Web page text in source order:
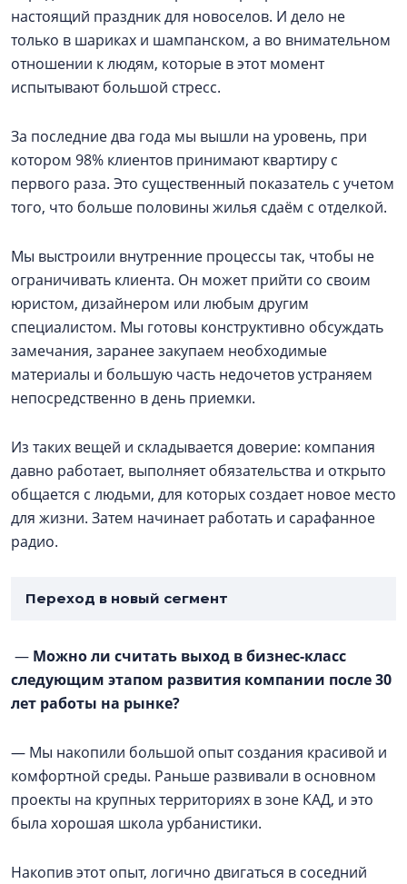
настоящий праздник для новоселов. И дело не
только в шариках и шампанском, а во внимательном
отношении к людям, которые в этот момент
испытывают большой стресс.
За последние два года мы вышли на уровень, при
котором 98% клиентов принимают квартиру с
первого раза. Это существенный показатель с учетом
того, что больше половины жилья сдаём с отделкой.
Мы выстроили внутренние процессы так, чтобы не
ограничивать клиента. Он может прийти со своим
юристом, дизайнером или любым другим
специалистом. Мы готовы конструктивно обсуждать
замечания, заранее закупаем необходимые
материалы и большую часть недочетов устраняем
непосредственно в день приемки.
Из таких вещей и складывается доверие: компания
давно работает, выполняет обязательства и открыто
общается с людьми, для которых создает новое место
для жизни. Затем начинает работать и сарафанное
радио.
Переход в новый сегмент
— Можно ли считать выход в бизнес-класс
следующим этапом развития компании после 30
лет работы на рынке?
— Мы накопили большой опыт создания красивой и
комфортной среды. Раньше развивали в основном
проекты на крупных территориях в зоне КАД, и это
была хорошая школа урбанистики.
Накопив этот опыт, логично двигаться в соседний